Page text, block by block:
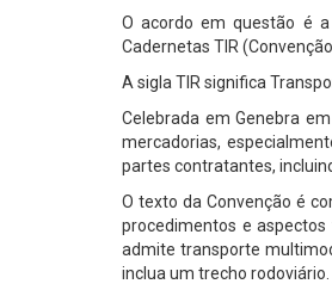
O acordo em questão é
Cadernetas TIR
A sigla TIR significa
Celebrada em Genebra
mercadorias,
partes contratantes,
O texto da Convenção é
procedimentos e
admite transporte
inclua um trecho rodoviário.